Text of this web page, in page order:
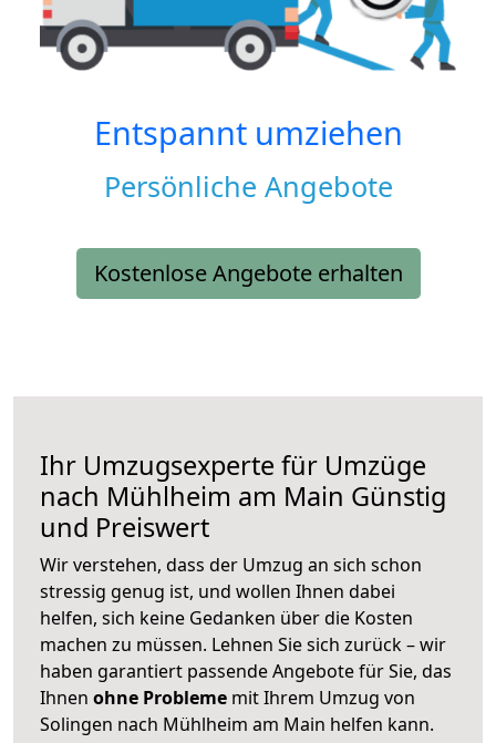
Entspannt umziehen
Persönliche Angebote
Kostenlose Angebote erhalten
Ihr Umzugsexperte für Umzüge
nach Mühlheim am Main Günstig
und Preiswert
Wir verstehen, dass der Umzug an sich schon
stressig genug ist, und wollen Ihnen dabei
helfen, sich keine Gedanken über die Kosten
machen zu müssen. Lehnen Sie sich zurück – wir
haben garantiert passende Angebote für Sie, das
Ihnen ohne Probleme mit Ihrem Umzug von
Solingen nach Mühlheim am Main helfen kann.